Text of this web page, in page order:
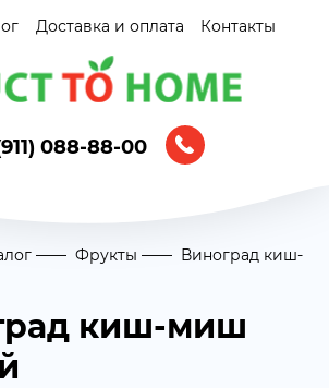
Доставка и оплата Контакты
088-88-00
Фрукты
Виноград киш-
киш-миш